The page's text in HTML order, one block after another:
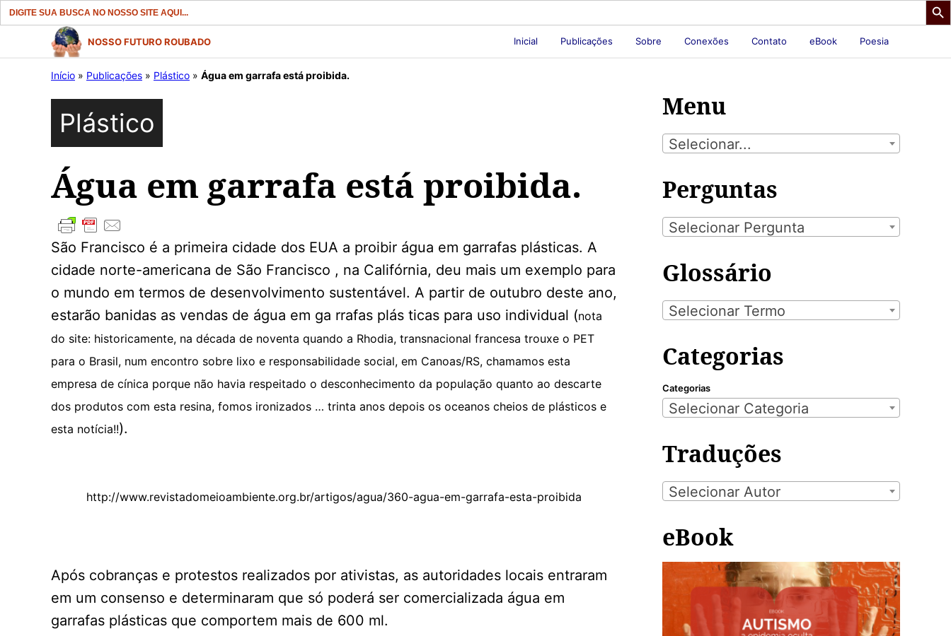
Search
for:
conteúdo
NOSSO FUTURO ROUBADO Inicial Publicações Sobre Conexões Contato eBook Poesia
Início » Publicações » Plástico » Água em garrafa está proibida.
Plástico
Água em garrafa está proibida.
São Francisco é a primeira cidade dos EUA a proibir água em garrafas plásticas. A
cidade norte-americana de São Francisco , na Califórnia, deu mais um exemplo para
o mundo em termos de desenvolvimento sustentável. A partir de outubro deste ano,
estarão banidas as vendas de água em ga rrafas plás ticas para uso individual (nota
do site: historicamente, na década de noventa quando a Rhodia, transnacional francesa trouxe o PET
para o Brasil, num encontro sobre lixo e responsabilidade social, em Canoas/RS, chamamos esta
empresa de cínica porque não havia respeitado o desconhecimento da população quanto ao descarte
dos produtos com esta resina, fomos ironizados … trinta anos depois os oceanos cheios de plásticos e
esta notícia!!).
http://www.revistadomeioambiente.org.br/artigos/agua/360-agua-em-garrafa-esta-proibida
Após cobranças e protestos realizados por ativistas, as autoridades locais entraram
em um consenso e determinaram que só poderá ser comercializada água em
garrafas plásticas que comportem mais de 600 ml.
Menu
Selecionar...
Perguntas
Selecionar Pergunta
Glossário
Selecionar Termo
Categorias
Categorias
Selecionar Categoria
Traduções
Selecionar Autor
eBook